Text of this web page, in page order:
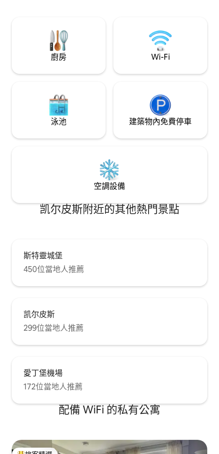
和奢華！
廚房 Wi-Fi
泳池 建築物內免費停車
空調設備
凯尔皮斯附近的其他熱門景點
斯特靈城堡
450位當地人推薦
凯尔皮斯
299位當地人推薦
愛丁堡機場
172位當地人推薦
配備 WiFi 的私有公寓